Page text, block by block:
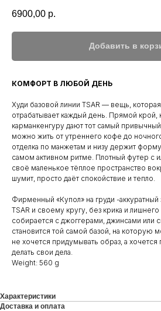
6900,00 р.
Добавить в
КОМФОРТ В ЛЮБОЙ ДЕНЬ
Худи базовой линии TSAR — вещь,
отрабатывает каждый день. Прямой крой,
карманкенгуру дают тот самый
можно жить от утреннего кофе до
отделка по манжетам и низу держит
самом активном ритме. Плотный футер с
своё маленькое тёплое пространство
шумит, просто даёт спокойствие и тепло.
Фирменный «Купол» на груди -аккуратный
TSAR и своему кругу, без крика и лишнего
собирается с джоггерами, джинсами или
становится той самой базой, на которую
не хочется придумывать образ, а
делать свои дела.
Weight: 560 g
Характеристики
Доставка и оплата